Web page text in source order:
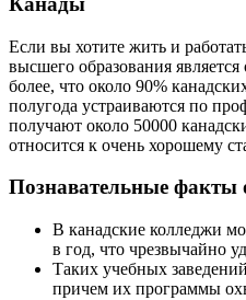
Если вы хотите жить и
высшего образования
более, что около 90%
полугода устраиваются по
получают около 50000
относится к очень хорошему
Познавательные
В канадские колледжи
в год, что чрезвычайно
Таких учебных
причем их программы